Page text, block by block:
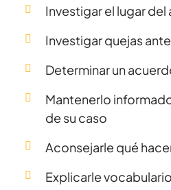
Investigar el lugar
Investigar quejas
Determinar un
Mantenerlo
de su caso
Aconsejarle qué
Explicarle